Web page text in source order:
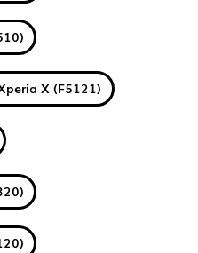
X (F5121)